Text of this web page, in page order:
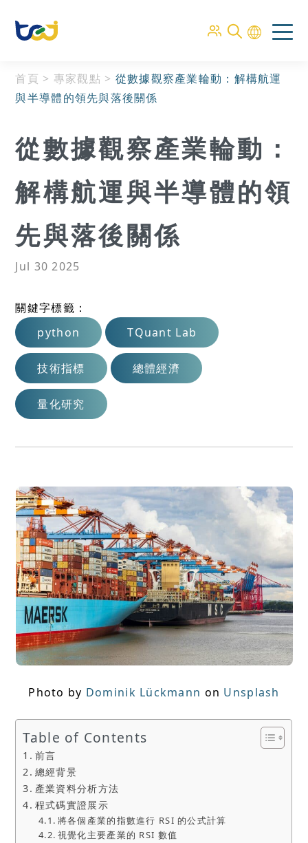
首頁 > 專家觀點 > 從數據觀察產業輪動：解構航運
與半導體的領先與落後關係
從數據觀察產業輪動：
解構航運與半導體的領
先與落後關係
Jul 30 2025
關鍵字標籤：
python
TQuant Lab
技術指標 總體經濟
量化研究
Photo by Dominik Lückmann on Unsplash
Table of Contents
前言
總經背景
產業資料分析方法
程式碼實證展示
將各個產業的指數進行 RSI 的公式計算
視覺化主要產業的 RSI 數值